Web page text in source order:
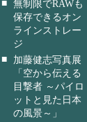
■ 無制限でRAWも
保存できるオン
ラインストレー
ジ
■
加藤健志写真展
「空から伝える
目撃者 ～パイロ
ットと見た日本
の風景～」